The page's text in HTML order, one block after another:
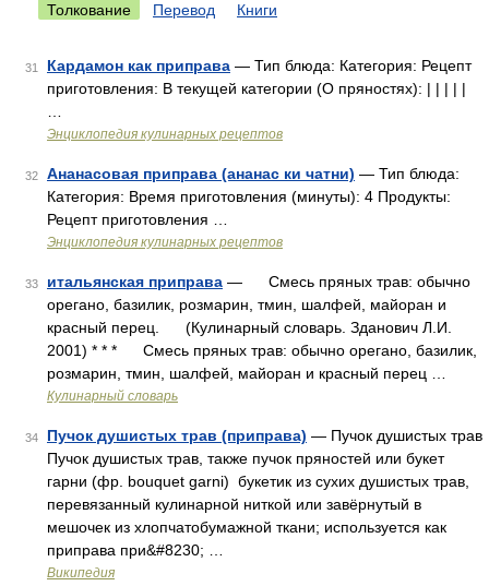
Толкование Перевод Книги
31 Кардамон как приправа — Тип блюда: Категория: Рецепт
приготовления: В текущей категории (О пряностях): | | | | |
Энциклопедия кулинарных рецептов
32 Ананасовая приправа (ананас ки чатни) — Тип блюда:
Категория: Время приготовления (минуты): 4 Продукты:
Рецепт приготовления …
Энциклопедия кулинарных рецептов
33 итальянская приправа — Смесь пряных трав: обычно
орегано, базилик, розмарин, тмин, шалфей, майоран и
красный перец. (Кулинарный словарь. Зданович Л.И.
2001) * * * Смесь пряных трав: обычно орегано, базилик,
розмарин, тмин, шалфей, майоран и красный перец …
Кулинарный словарь
34 Пучок душистых трав (приправа) — Пучок душистых трав
Пучок душистых трав, также пучок пряностей или букет
гарни (фр. bouquet garni) букетик из сухих душистых трав,
перевязанный кулинарной ниткой или завёрнутый в
мешочек из хлопчатобумажной ткани; используется как
приправа при&#8230; …
Википедия